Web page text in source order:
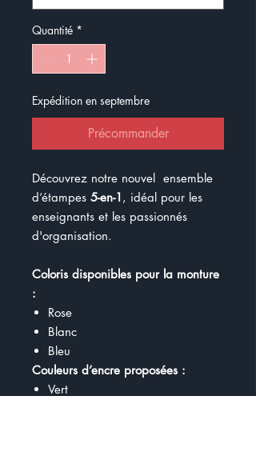
Quantité *
Expédition en septembre
Précommander
Découvrez notre nouvel ensemble
d’étampes 5-en-1, idéal pour les
enseignants et les passionnés
d'organisation.
Coloris disponibles pour la monture
:
Rose
Blanc
Bleu
Couleurs d’encre proposées :
Vert